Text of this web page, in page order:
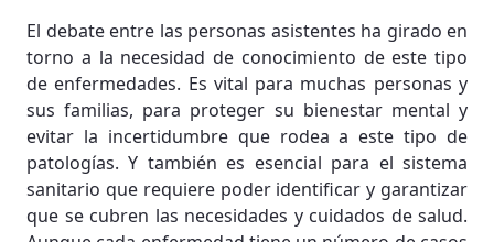
El debate entre las personas asistentes ha girado en
torno a la necesidad de conocimiento de este tipo
de enfermedades. Es vital para muchas personas y
sus familias, para proteger su bienestar mental y
evitar la incertidumbre que rodea a este tipo de
patologías. Y también es esencial para el sistema
sanitario que requiere poder identificar y garantizar
que se cubren las necesidades y cuidados de salud.